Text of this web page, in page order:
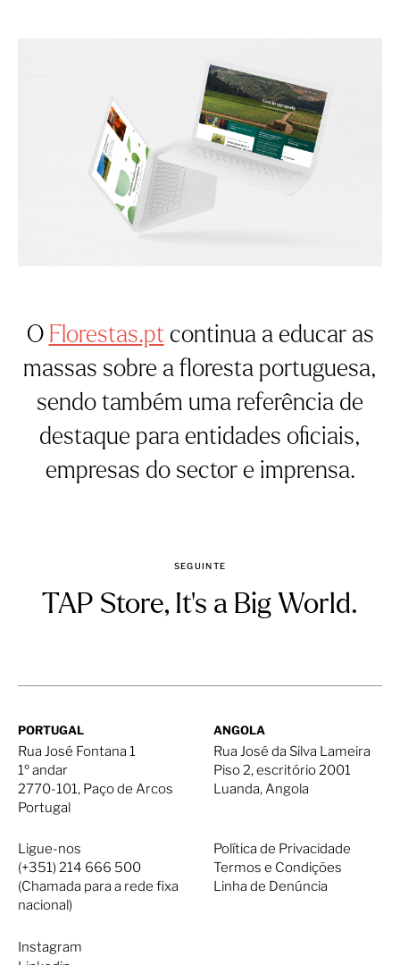
O Florestas.ptcontinua a educar as
massas sobre a floresta portuguesa,
sendo também uma referência de
destaque para entidades oficiais,
empresas do sector e imprensa.
SEGUINTE
TAP Store, It’s a Big World.
PORTUGAL
Rua José Fontana 1
1º andar
2770-101, Paço de Arcos
Portugal
ANGOLA
Rua José da Silva Lameira
Piso 2, escritório 2001
Luanda, Angola
Ligue-nos
(+351) 214 666 500
(Chamada para a rede fixa
nacional)
Política de Privacidade
Termos e Condições
Linha de Denúncia
Instagram